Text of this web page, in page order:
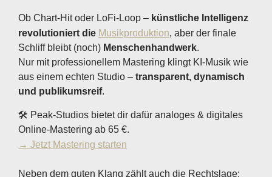
Ob Chart-Hit oder LoFi-Loop – künstliche Intelligenz
revolutioniert die Musikproduktion, aber der finale
Schliff bleibt (noch) Menschenhandwerk.
Nur mit professionellem Mastering klingt KI-Musik wie
aus einem echten Studio – transparent, dynamisch
und publikumsreif.
🛠️ Peak-Studios bietet dir dafür analoges & digitales
Online-Mastering ab 65 €.
→ Jetzt Mastering starten
Neben dem guten Klang zählt auch die Rechtslage: